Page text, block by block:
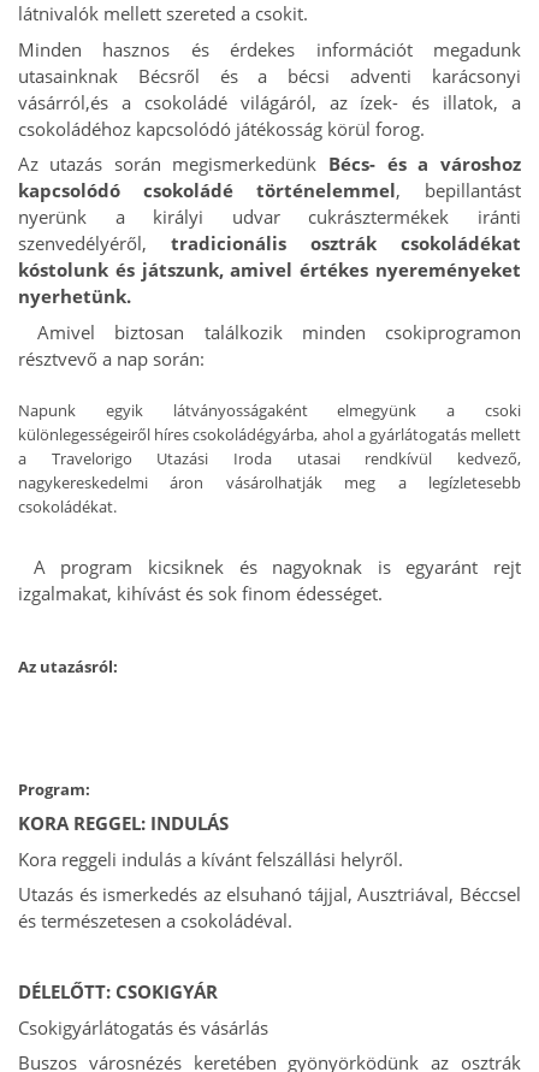
látnivalók mellett szereted a csokit.
Minden hasznos és érdekes információt megadunk
utasainknak Bécsről és a bécsi adventi karácsonyi
vásárról,és a csokoládé világáról, az ízek- és illatok, a
csokoládéhoz kapcsolódó játékosság körül forog.
Az utazás során megismerkedünk Bécs- és a városhoz
kapcsolódó csokoládé történelemmel, bepillantást
nyerünk a királyi udvar cukrásztermékek iránti
szenvedélyéről, tradicionális osztrák csokoládékat
kóstolunk és játszunk, amivel értékes nyereményeket
nyerhetünk.
Amivel biztosan találkozik minden csokiprogramon
résztvevő a nap során:
Napunk egyik látványosságaként elmegyünk a csoki
különlegességeiről híres csokoládégyárba, ahol a gyárlátogatás mellett
a Travelorigo Utazási Iroda utasai rendkívül kedvező,
nagykereskedelmi áron vásárolhatják meg a legízletesebb
csokoládékat.
A program kicsiknek és nagyoknak is egyaránt rejt
izgalmakat, kihívást és sok finom édességet.
Az utazásról:
Program:
KORA REGGEL: INDULÁS
Kora reggeli indulás a kívánt felszállási helyről.
Utazás és ismerkedés az elsuhanó tájjal, Ausztriával, Béccsel
és természetesen a csokoládéval.
DÉLELŐTT: CSOKIGYÁR
Csokigyárlátogatás és vásárlás
Buszos városnézés keretében gyönyörködünk az osztrák